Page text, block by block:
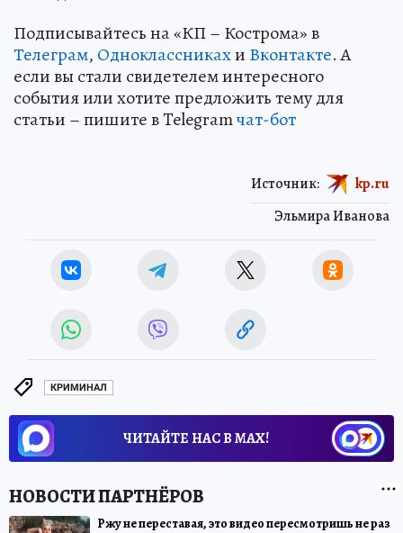
Подписывайтесь на «КП – Кострома» в
Телеграм, Одноклассникахи Вконтакте. А
если вы стали свидетелем интересного
события или хотите предложить тему для
статьи – пишите в Telegramчат-бот
Эльмира Иванова
Источник: kp.ru
КРИМИНАЛ
ЧИТАЙТЕ НАС В МАХ!
Ржу не переставая, это видео пересмотришь не раз